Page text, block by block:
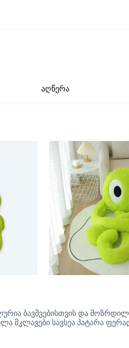
აღწერა
ბავშვებისთვის და
მკლავები სავსეა პატარა